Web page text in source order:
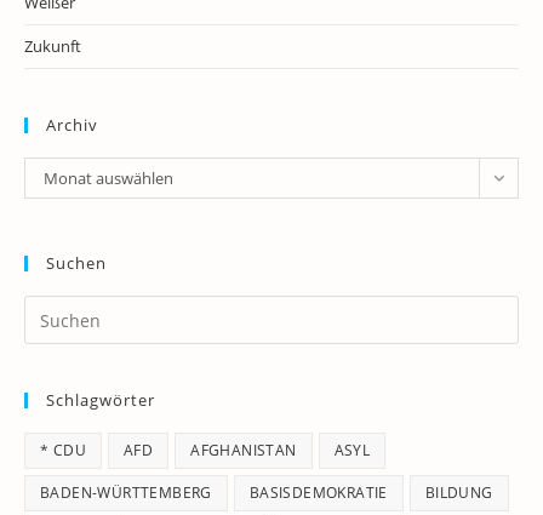
Zukunft
Archiv
Archiv
Monat auswählen
Suchen
Schlagwörter
* CDU AFD AFGHANISTAN ASYL
BADEN-WÜRTTEMBERG BASISDEMOKRATIE BILDUNG